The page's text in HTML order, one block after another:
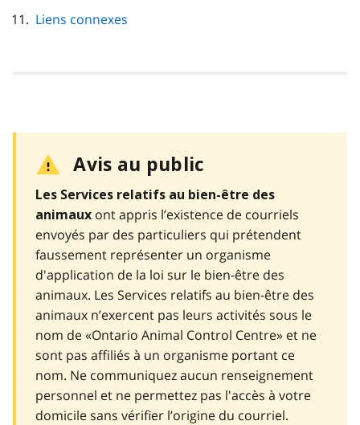
Liens connexes
Avis au public
Les Services relatifs au bien-être des
animaux ont appris l’existence de courriels
envoyés par des particuliers qui prétendent
faussement représenter un organisme
d'application de la loi sur le bien-être des
animaux. Les Services relatifs au bien-être des
animaux n’exercent pas leurs activités sous le
nom de «Ontario Animal Control Centre» et ne
sont pas affiliés à un organisme portant ce
nom. Ne communiquez aucun renseignement
personnel et ne permettez pas l'accès à votre
domicile sans vérifier l’origine du courriel.